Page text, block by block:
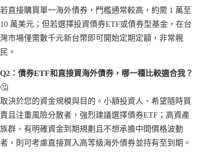
若直接購買單一海外債券，門檻通常較高，約需 1 萬至
10 萬美元；但若選擇投資債券ETF或債券型基金，在台
灣市場僅需數千元新台幣即可開始定期定額，非常親
民。
Q2：債券ETF和直接買海外債券，哪一種比較適合我？
🤔
取決於您的資金規模與目的。小額投資人、希望隨時買
賣且注重風險分散者，強烈建議選擇債券ETF；高資產
族群、有明確資金到期規劃且不想承擔中間價格波動
者，則可考慮直接買入高等級海外債券並持有至到期。